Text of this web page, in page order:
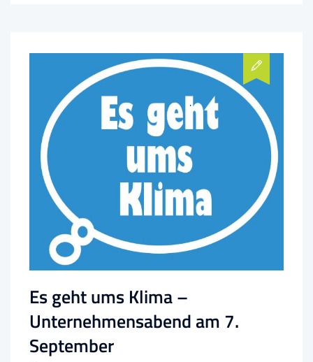
Es geht ums Klima –
Unternehmensabend am 7.
September